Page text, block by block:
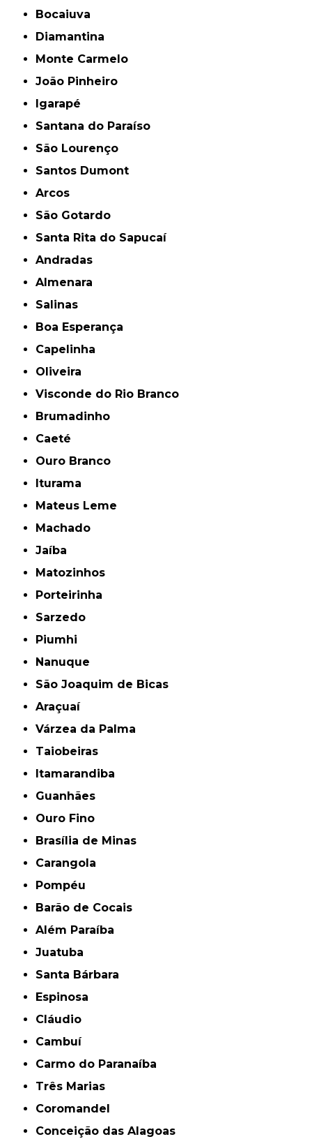
Bocaiuva
Diamantina
Monte Carmelo
João Pinheiro
Igarapé
Santana do Paraíso
São Lourenço
Santos Dumont
Arcos
São Gotardo
Santa Rita do Sapucaí
Andradas
Almenara
Salinas
Boa Esperança
Capelinha
Oliveira
Visconde do Rio Branco
Brumadinho
Caeté
Ouro Branco
Iturama
Mateus Leme
Machado
Jaíba
Matozinhos
Porteirinha
Sarzedo
Piumhi
Nanuque
São Joaquim de Bicas
Araçuaí
Várzea da Palma
Taiobeiras
Itamarandiba
Guanhães
Ouro Fino
Brasília de Minas
Carangola
Pompéu
Barão de Cocais
Além Paraíba
Juatuba
Santa Bárbara
Espinosa
Cláudio
Cambuí
Carmo do Paranaíba
Três Marias
Coromandel
Conceição das Alagoas